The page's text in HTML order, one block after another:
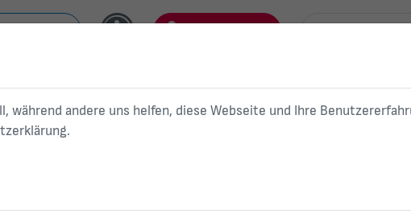
Kundenservice Unser Unternehmen
andere uns helfen, diese Webseite und Ihre
.